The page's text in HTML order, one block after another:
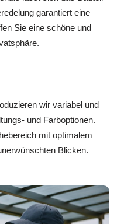
garantiert eine
Sie eine schöne und
wir variabel und
und Farboptionen.
mit optimalem
Blicken.